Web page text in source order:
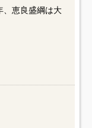
、恵良盛綱は大